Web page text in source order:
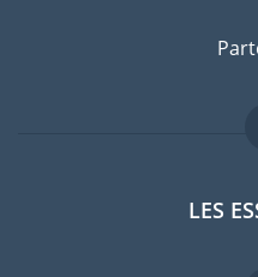
LES